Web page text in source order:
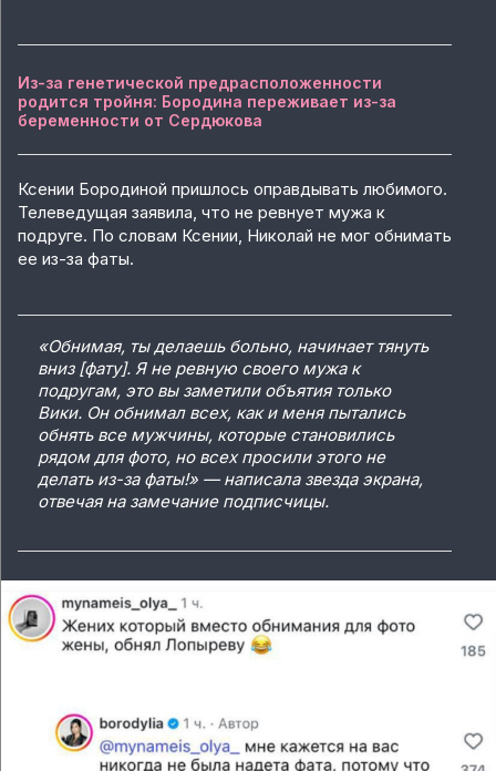
Из-за генетической предрасположенности
родится тройня: Бородина переживает из-за
беременности от Сердюкова
Ксении Бородиной пришлось оправдывать любимого.
Телеведущая заявила, что не ревнует мужа к
подруге. По словам Ксении, Николай не мог обнимать
ее из-за фаты.
«Обнимая, ты делаешь больно, начинает тянуть
вниз [фату]. Я не ревную своего мужа к
подругам, это вы заметили объятия только
Вики. Он обнимал всех, как и меня пытались
обнять все мужчины, которые становились
рядом для фото, но всех просили этого не
делать из-за фаты!» — написала звезда экрана,
отвечая на замечание подписчицы.